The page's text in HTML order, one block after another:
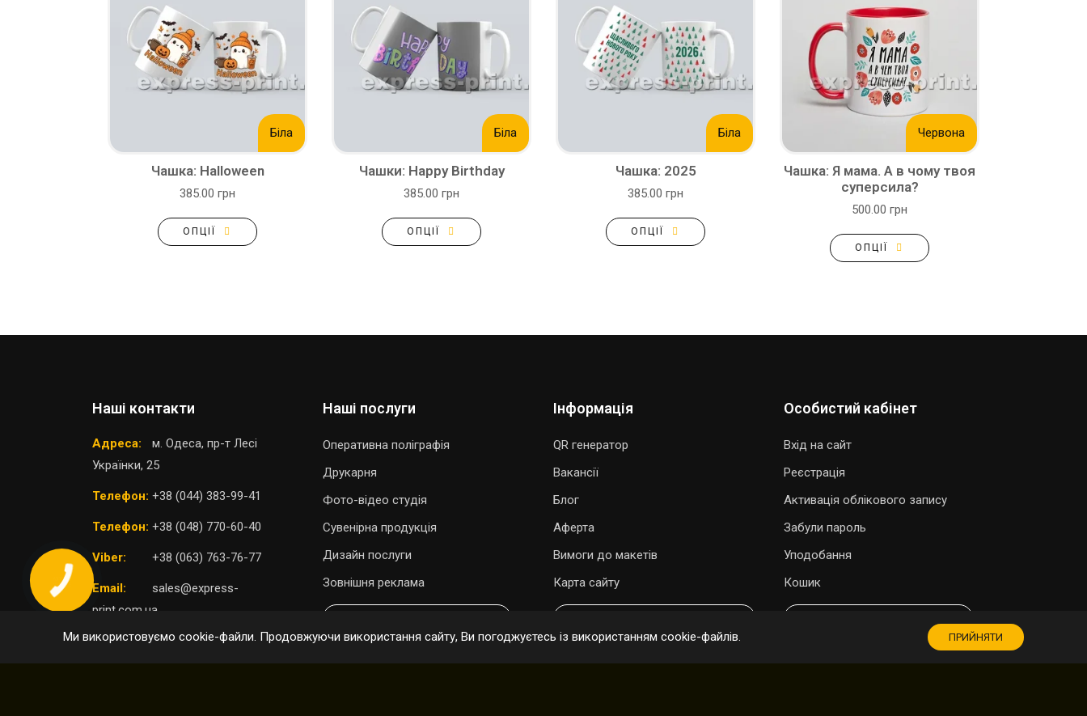
Біла
Чашка: Halloween
385.00 грн
ОПЦІЇ
Біла
Чашки: Happy Birthday
385.00 грн
ОПЦІЇ
Біла
Чашка: 2025
385.00 грн
ОПЦІЇ
Червона
Чашка: Я мама. А в чому твоя
суперсила?
500.00 грн
ОПЦІЇ
Наші контакти
Адреса:
м. Одеса, пр-т Лесі
Українки, 25
Телефон: +38 (044) 383-99-41
Телефон: +38 (048) 770-60-40
Viber: +38 (063) 763-76-77
Email:
sales@express-
print.com.ua
Наші послуги
Оперативна поліграфія
Друкарня
Фото-відео студія
Сувенірна продукція
Дизайн послуги
Зовнішня реклама
Інформація
QR генератор
Вакансії
Блог
Аферта
Вимоги до макетів
Карта сайту
Особистий кабінет
Вхід на сайт
Реєстрація
Активація облікового запису
Забули пароль
Уподобання
Кошик
Ми використовуємо cookie-файли. Продовжуючи використання сайту, Ви погоджуєтесь із використанням cookie-файлів. ПРИЙНЯТИ